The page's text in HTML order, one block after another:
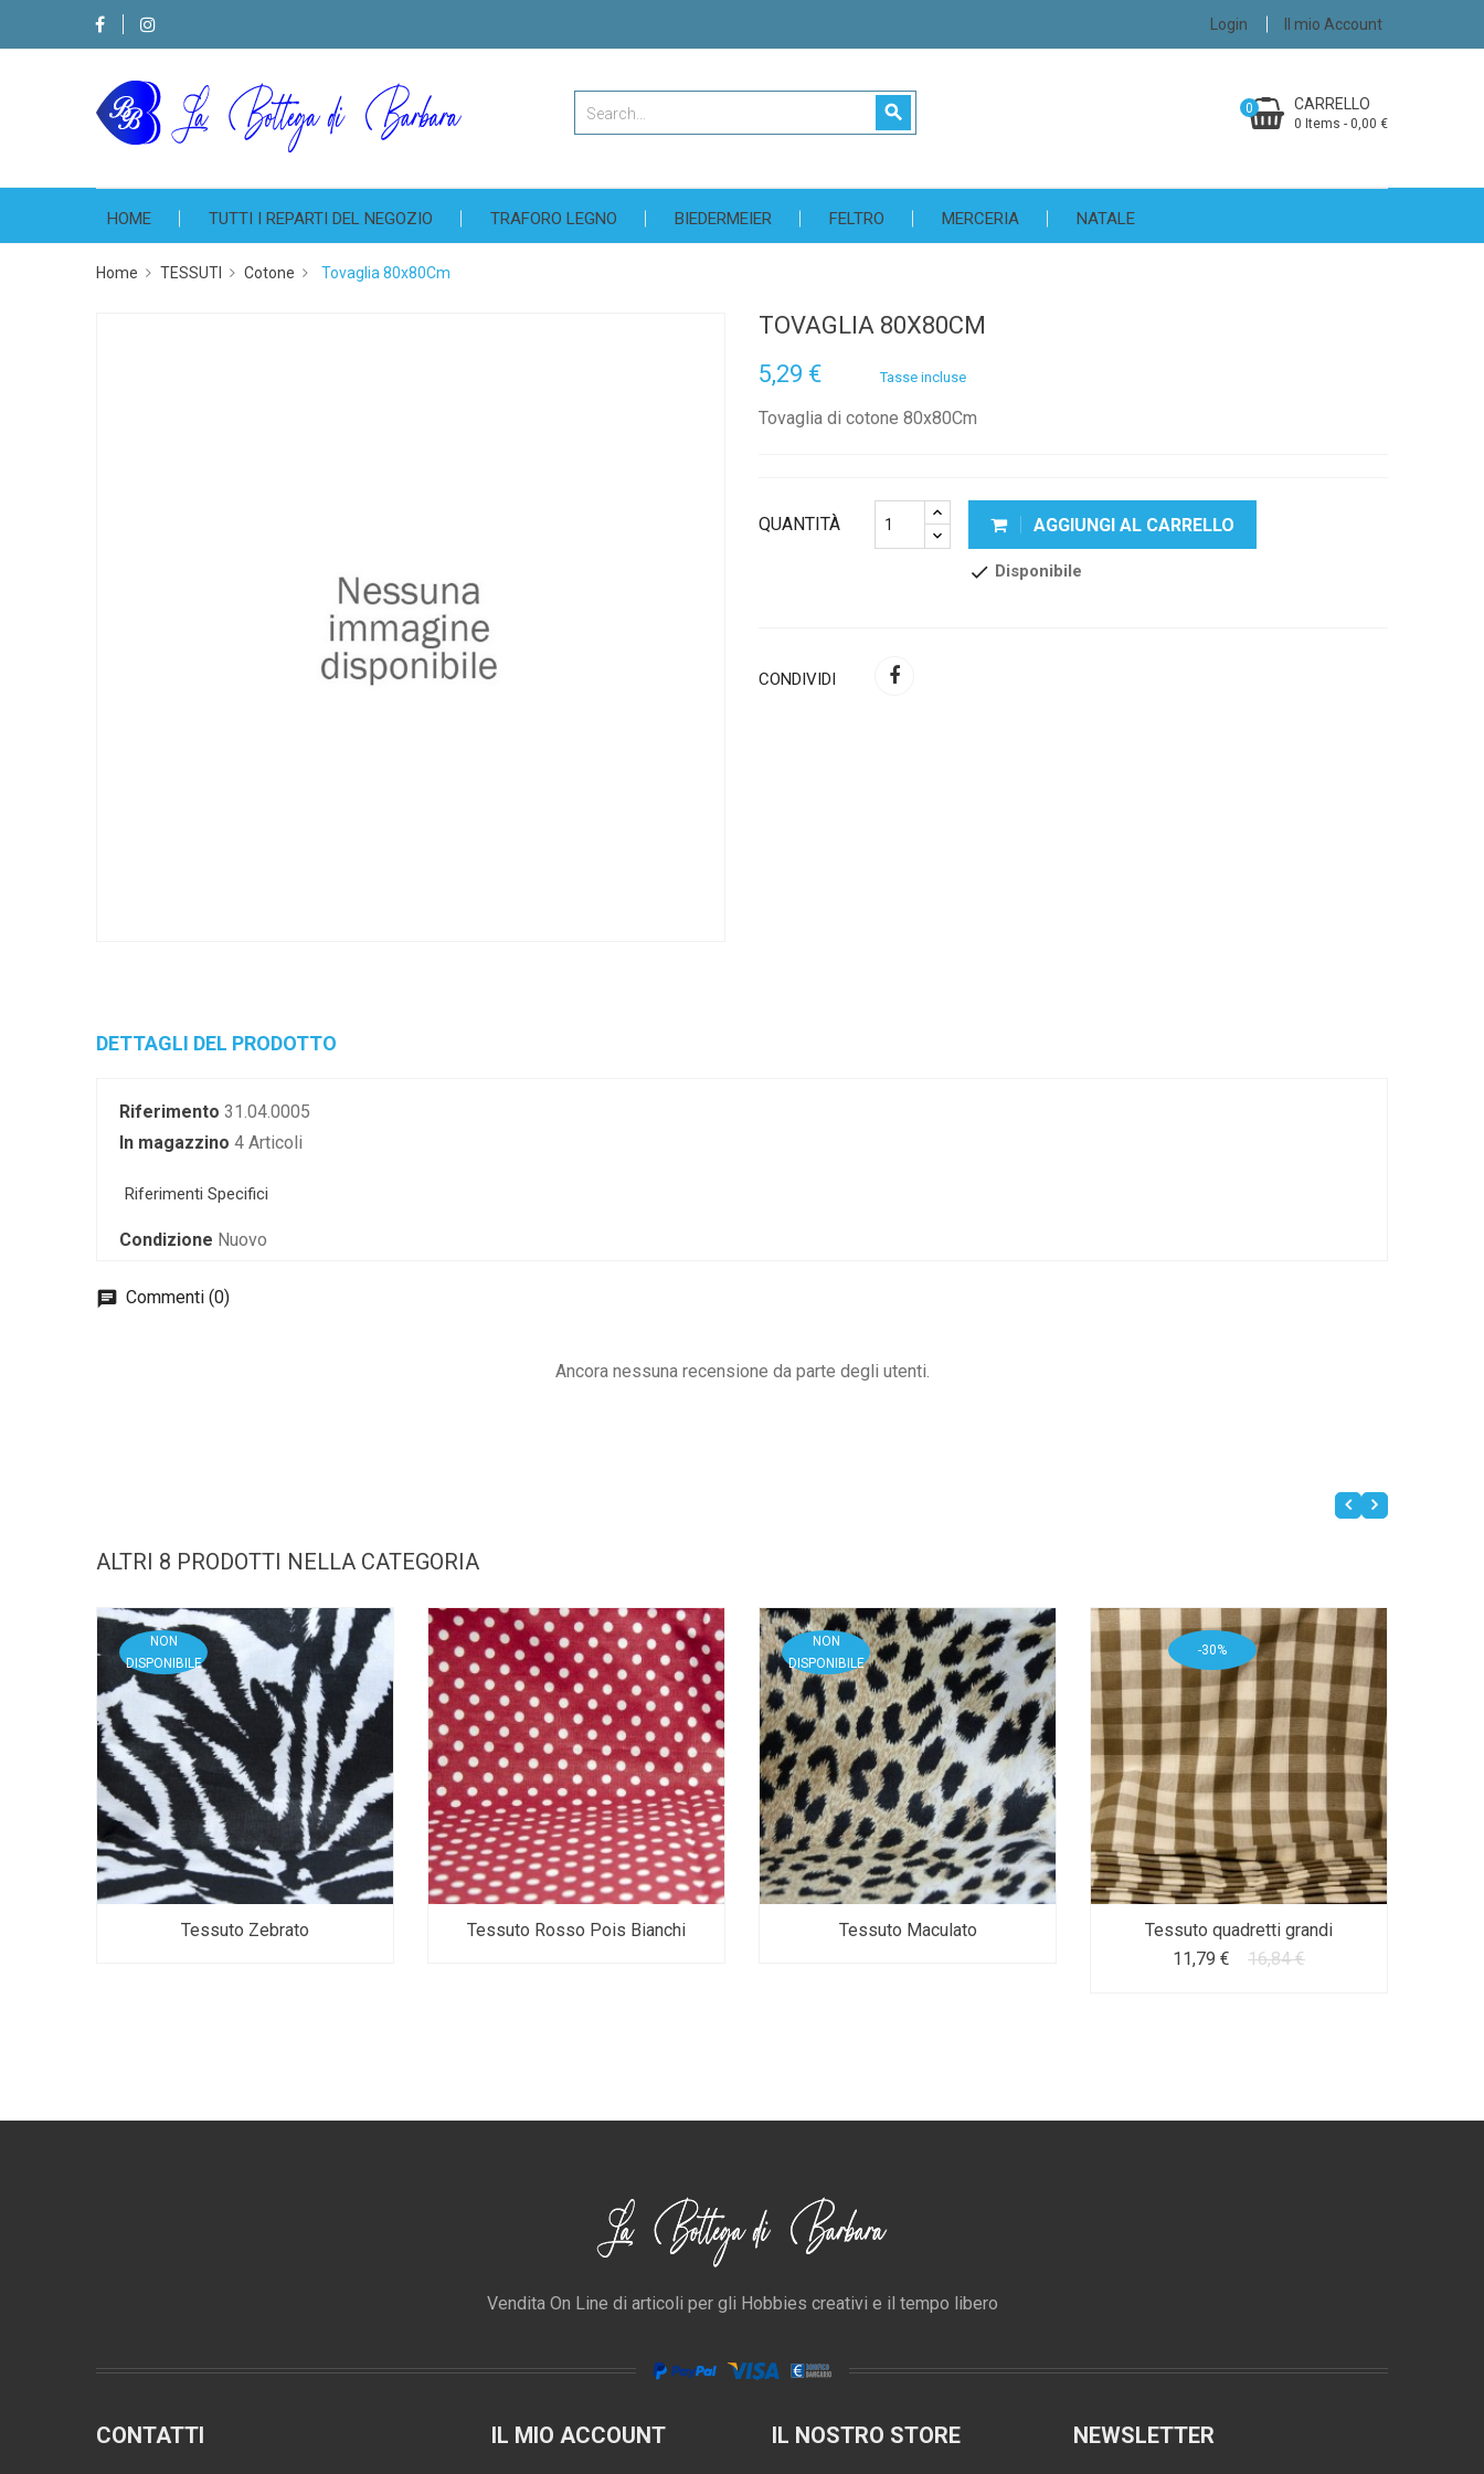
Login Il mio Account
search CARRELLO
0 Items - 0,00 €
0
HOME TUTTI I REPARTI DEL NEGOZIO TRAFORO LEGNO BIEDERMEIER FELTRO MERCERIA NATALE
Home TESSUTI Cotone Tovaglia 80x80Cm
TOVAGLIA 80X80CM
5,29 €
Tasse incluse
Tovaglia di cotone 80x80Cm
QUANTITÀ AGGIUNGI AL CARRELLO
check Disponibile
CONDIVIDI
DETTAGLI DEL PRODOTTO
Riferimento 31.04.0005
In magazzino 4 Articoli
Riferimenti Specifici
Condizione Nuovo
Commenti (0)
Ancora nessuna recensione da parte degli utenti.
ALTRI 8 PRODOTTI NELLA CATEGORIA
Tessuto Zebrato
NON
DISPONIBILE
Tessuto Rosso Pois Bianchi Tessuto Maculato
NON
DISPONIBILE
Tessuto quadretti grandi
11,79 €
16,84 €
-30%
Vendita On Line di articoli per gli Hobbies creativi e il tempo libero
CONTATTI IL MIO ACCOUNT IL NOSTRO STORE NEWSLETTER